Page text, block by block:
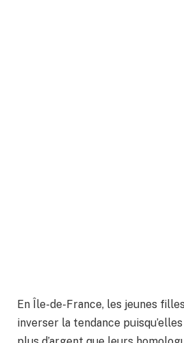
En Île-de-France, les jeunes
inverser la tendance